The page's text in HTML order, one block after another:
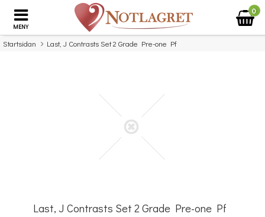
MENY
0
Startsidan Last, J Contrasts Set 2 Grade Pre-one Pf
Last, J Contrasts Set 2 Grade Pre-one Pf